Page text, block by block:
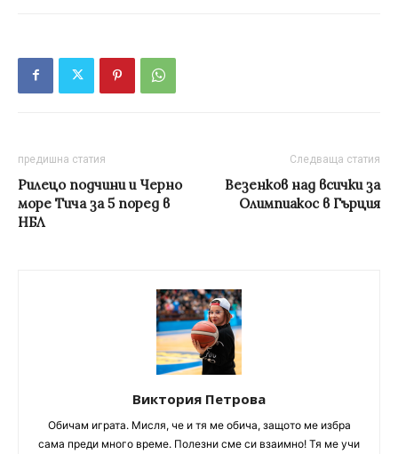
предишна статия
Рилецо подчини и Черно
море Тича за 5 поред в
НБЛ
Следваща статия
Везенков над всички за
Олимпиакос в Гърция
Виктория Петрова
Обичам играта. Мисля, че и тя ме обича, защото ме избра
сама преди много време. Полезни сме си взаимно! Тя ме учи